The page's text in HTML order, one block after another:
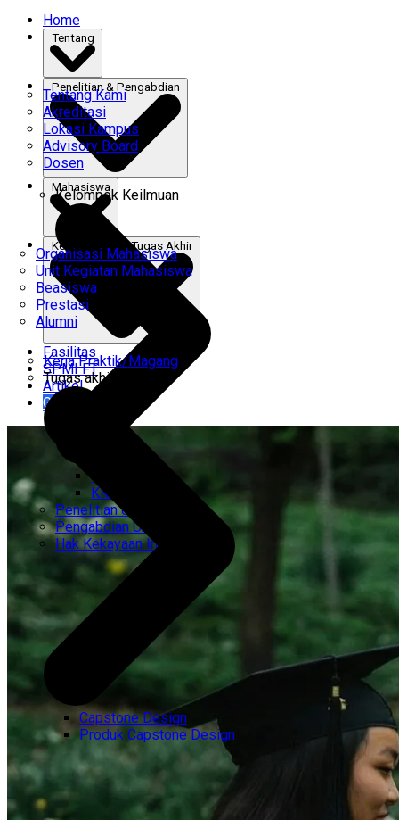
Home
Tentang Kami
Akreditasi
Lokasi Kampus
Advisory Board
Dosen
Kelompok Keilmuan
CEMTI
KK Regresi
Penelitian Unggulan
Pengabdian Unggulan
Hak Kekayaan Intelektual
Mahasiswa
Organisasi Mahasiswa
Unit Kegiatan Mahasiswa
Beasiswa
Prestasi
Alumni
Kerja Praktik & Tugas Akhir
Kerja Praktik/Magang
Tugas akhir
Capstone Design
Produk Capstone Design
Fasilitas
SPMI FT
Artikel
Gabung Kami